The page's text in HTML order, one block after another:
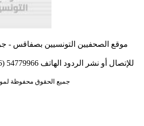
موقع الصحفيين التونسيين بصفاقس -
جميع الحقوق محفوظة